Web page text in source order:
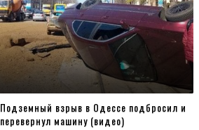
Подземный взрыв в Одессе подбросил и
перевернул машину (видео)